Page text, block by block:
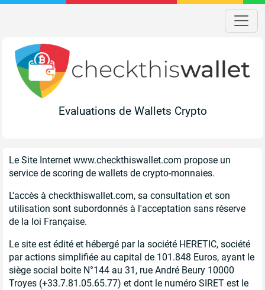
Evaluations de Wallets Crypto
Le Site Internet www.checkthiswallet.com propose un
service de scoring de wallets de crypto-monnaies.
L'accès à checkthiswallet.com, sa consultation et son
utilisation sont subordonnés à l'acceptation sans réserve
de la loi Française.
Le site est édité et hébergé par la société HERETIC, société
par actions simplifiée au capital de 101.848 Euros, ayant le
siège social boite N°144 au 31, rue André Beury 10000
Troyes (+33.7.81.05.65.77) et dont le numéro SIRET est le